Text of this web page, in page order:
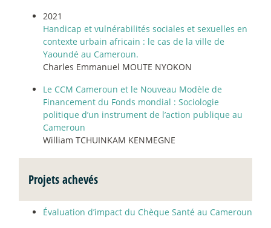
2021
Handicap et vulnérabilités sociales et sexuelles en
contexte urbain africain : le cas de la ville de
Yaoundé au Cameroun.
Charles Emmanuel MOUTE NYOKON
Le CCM Cameroun et le Nouveau Modèle de
Financement du Fonds mondial : Sociologie
politique d’un instrument de l’action publique au
Cameroun
William TCHUINKAM KENMEGNE
Projets achevés
Évaluation d’impact du Chèque Santé au Cameroun